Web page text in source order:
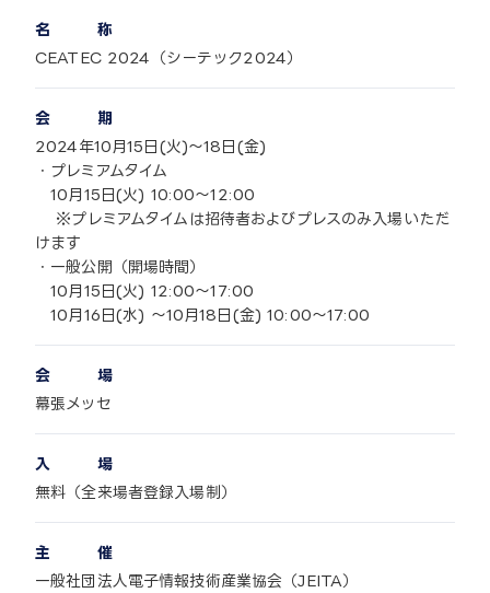
名 称
CEATEC 2024（シーテック2024）
会 期
2024年10月15日(火)～18日(金)
・プレミアムタイム
10月15日(火) 10:00～12:00
※プレミアムタイムは招待者およびプレスのみ入場いただ
けます
・一般公開（開場時間）
10月15日(火) 12:00～17:00
10月16日(水) ～10月18日(金) 10:00～17:00
会 場
幕張メッセ
入 場
無料（全来場者登録入場制）
主 催
一般社団法人電子情報技術産業協会（JEITA）